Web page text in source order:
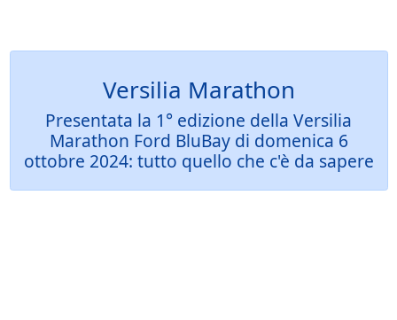
Versilia Marathon
Presentata la 1° edizione della Versilia
Marathon Ford BluBay di domenica 6
ottobre 2024: tutto quello che c'è da sapere